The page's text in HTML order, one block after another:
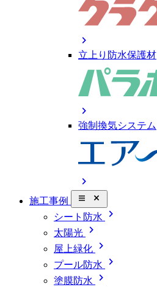
chevron_right
立上り防水保護材
chevron_right
強制換気システム
chevron_right
施工事例 close_small
シート防水 chevron_right
太陽光 chevron_right
屋上緑化 chevron_right
プール防水 chevron_right
塗膜防水 chevron_right